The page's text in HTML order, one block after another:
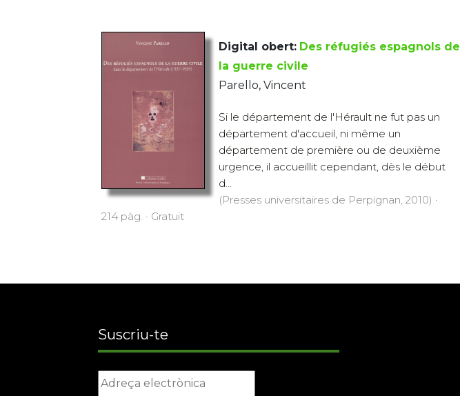
Digital obert: Des réfugiés espagnols de
la guerre civile
Parello, Vincent
Si le département de l'Hérault ne fut pas un
département d'accueil, ni même un
département de première ou de deuxième
urgence, il accueillit cependant, dès le début
d...
(Presses universitaires de Perpignan, 2010) ·
214 pàg. · Gratuït
Suscriu-te